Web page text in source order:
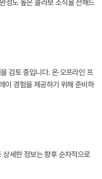
성도 높은 콜라보 소식을 전해드
검토 중입니다. 온·오프라인 프
이 경험을 제공하기 위해 준비하
세한 정보는 향후 순차적으로